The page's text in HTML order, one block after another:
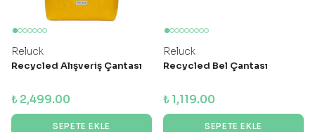
Reluck
Recycled Alışveriş Çantası
₺ 2,499.00
SEPETE EKLE
Reluck
Recycled Bel Çantası
₺ 1,119.00
SEPETE EKLE